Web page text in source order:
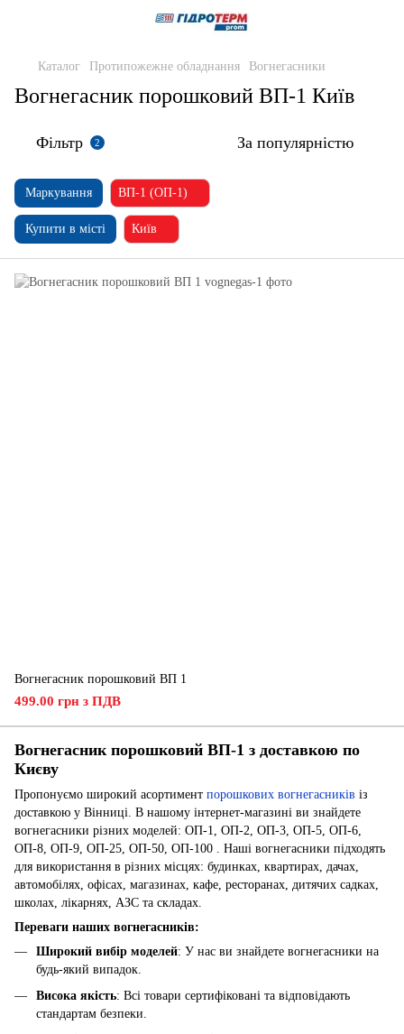
Каталог Протипожежне обладнання Вогнегасники
Вогнегасник порошковий ВП-1 Київ
Фільтр 2 За популярністю
Маркування ВП-1 (ОП-1)
Купити в місті Київ
Вогнегасник порошковий ВП 1
499.00 грн з ПДВ
Вогнегасник порошковий ВП-1 з доставкою по
Києву
Пропонуємо широкий асортимент порошкових вогнегасників із
доставкою у Вінниці. В нашому інтернет-магазині ви знайдете
вогнегасники різних моделей: ОП-1, ОП-2, ОП-3, ОП-5, ОП-6,
ОП-8, ОП-9, ОП-25, ОП-50, ОП-100 . Наші вогнегасники підходять
для використання в різних місцях: будинках, квартирах, дачах,
автомобілях, офісах, магазинах, кафе, ресторанах, дитячих садках,
школах, лікарнях, АЗС та складах.
Переваги наших вогнегасників:
Широкий вибір моделей: У нас ви знайдете вогнегасники на
будь-який випадок.
Висока якість: Всі товари сертифіковані та відповідають
стандартам безпеки.